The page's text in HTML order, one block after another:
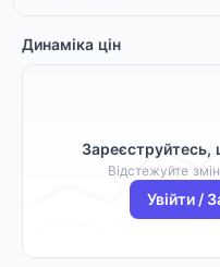
Динаміка цін
Зареєструйтесь,
Відстежуйте
Увійти /